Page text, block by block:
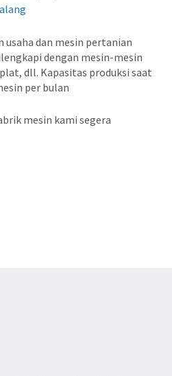
dan mesin pertanian
dengan mesin-mesin
dll. Kapasitas produksi saat
per bulan
mesin kami segera